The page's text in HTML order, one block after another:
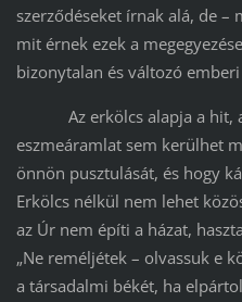
szerződéseket írnak alá, de –
mit érnek ezek a
bizonytalan és változó emberi
Az erkölcs alapja a hit,
eszmeáramlat sem kerülhet
önnön pusztulását, és hogy
Erkölcs nélkül nem lehet
az Úr nem építi a házat,
„Ne reméljétek – olvassuk e
a társadalmi békét, ha